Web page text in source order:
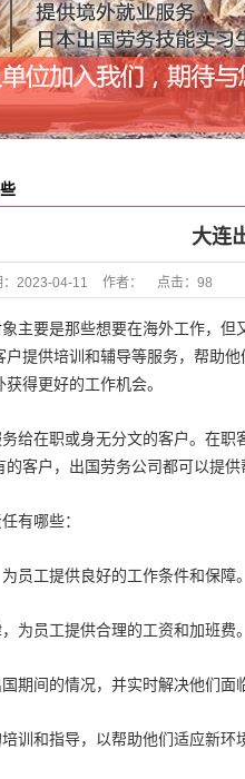
大连
2023-04-11 作者： 点击： 98
主要是那些想要在海外工作，
户提供培训和辅导等服务，帮助
得更好的工作机会。
给在职或身无分文的客户。在
客户，出国劳务公司都可以提
有哪些：
员工提供良好的工作条件和保障。
为员工提供合理的工资和加班费。
期间的情况，并实时解决他们面
训和指导，以帮助他们适应新环